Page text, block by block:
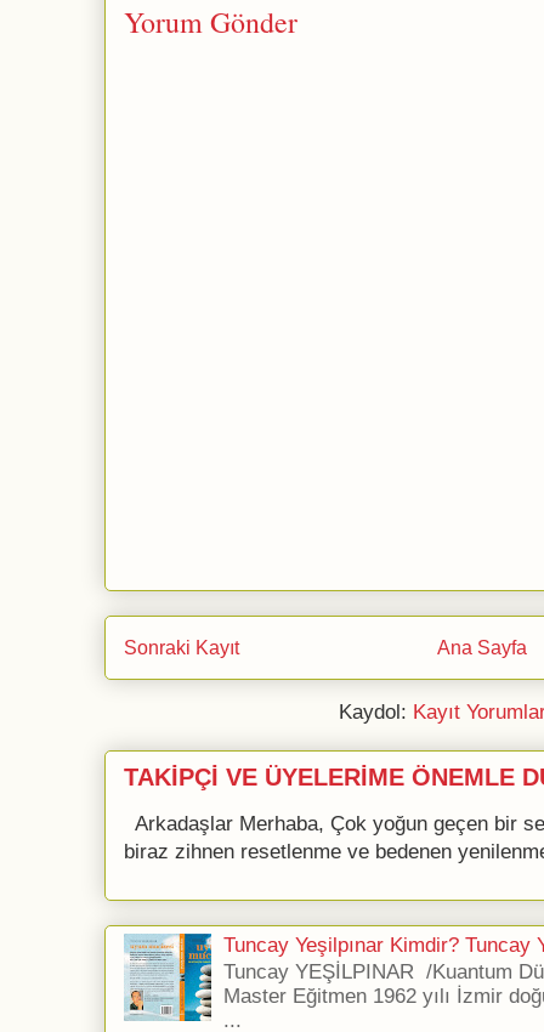
Yorum Gönder
Sonraki Kayıt Ana Sayfa
Kaydol: Kayıt
TAKİPÇİ VE ÜYELERİME ÖNEMLE
Arkadaşlar Merhaba, Çok yoğun geçen bir
biraz zihnen resetlenme ve bedenen
Tuncay Yeşilpınar Kimdir? Tuncay
Tuncay YEŞİLPINAR /Kuantum
Master Eğitmen 1962 yılı İzmir
...